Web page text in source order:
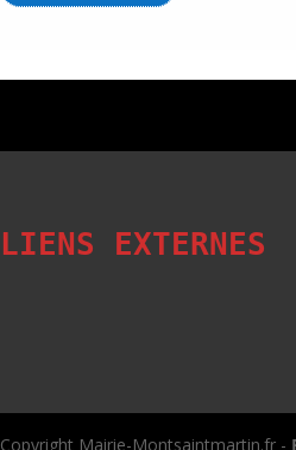
LIENS EXTERNES
Copyright Mairie-Montsaintmartin.fr -